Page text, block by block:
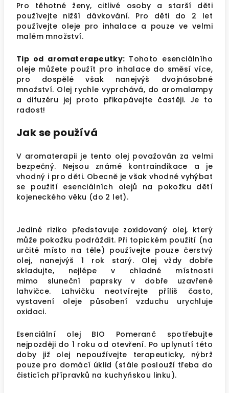
Pro těhotné ženy, citlivé osoby a starší děti
používejte nižší dávkování. Pro děti do 2 let
používejte oleje pro inhalace a pouze ve velmi
malém množství.
Tip od aromaterapeutky: Tohoto esenciálního
oleje můžete použít pro inhalace do směsí více,
pro dospělé však nanejvýš dvojnásobné
množství. Olej rychle vyprchává, do aromalampy
a difuzéru jej proto přikapávejte častěji. Je to
radost!
Jak se používá
V aromaterapii je tento olej považován za velmi
bezpečný. Nejsou známé kontraindikace a je
vhodný i pro děti. Obecně je však vhodné vyhýbat
se použití esenciálních olejů na pokožku dětí
kojeneckého věku (do 2 let).
Jediné riziko představuje zoxidovaný olej, který
může pokožku podráždit. Při topickém použití (na
určité místo na těle) používejte pouze čerstvý
olej, nanejvýš 1 rok starý. Olej vždy dobře
skladujte, nejlépe v chladné místnosti
mimo sluneční paprsky v dobře uzavřené
lahvičce. Lahvičku neotvírejte příliš často,
vystavení oleje působení vzduchu urychluje
oxidaci.
Esenciální olej BIO Pomeranč spotřebujte
nejpozději do 1 roku od otevření. Po uplynutí této
doby již olej nepoužívejte terapeuticky, nýbrž
pouze pro domácí úklid (stále poslouží třeba do
čisticích přípravků na kuchyňskou linku).